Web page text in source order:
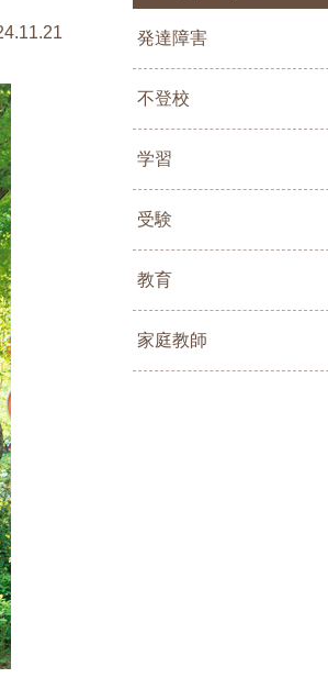
発達障害
不登校
学習
受験
教育
家庭教師